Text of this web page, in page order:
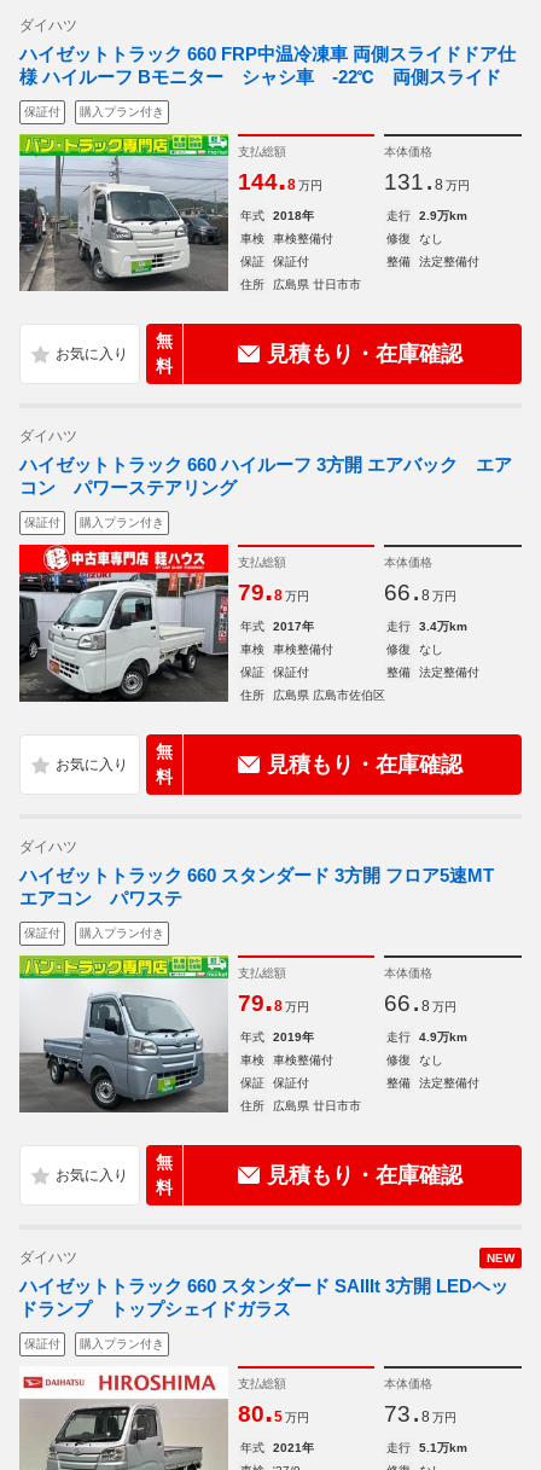
ダイハツ
ハイゼットトラック 660 FRP中温冷凍車 両側スライドドア仕
様 ハイルーフ Bモニター シャシ車 -22℃ 両側スライド
保証付 購入プラン付き
支払総額
144.8 万円
本体価格
131. 8 万円
年式 2018年 走行
2.9万km
車検
車検整備付 修復
なし
保証
保証付 整備
法定整備付
住所
広島県 廿日市市
無
料
見積もり・在庫確認
ダイハツ
ハイゼットトラック 660 ハイルーフ 3方開 エアバック エア
コン パワーステアリング
保証付 購入プラン付き
支払総額
79.8 万円
本体価格
66. 8 万円
年式 2017年 走行
3.4万km
車検
車検整備付 修復
なし
保証
保証付 整備
法定整備付
住所
広島県 広島市佐伯区
無
料
見積もり・在庫確認
ダイハツ
ハイゼットトラック 660 スタンダード 3方開 フロア5速MT
エアコン パワステ
保証付 購入プラン付き
支払総額
79.8 万円
本体価格
66. 8 万円
年式 2019年 走行
4.9万km
車検
車検整備付 修復
なし
保証
保証付 整備
法定整備付
住所
広島県 廿日市市
無
料
見積もり・在庫確認
NEW
ダイハツ
ハイゼットトラック 660 スタンダード SAIIIt 3方開 LEDヘッ
ドランプ トップシェイドガラス
保証付 購入プラン付き
支払総額
80.5 万円
本体価格
73. 8 万円
年式 2021年 走行
5.1万km